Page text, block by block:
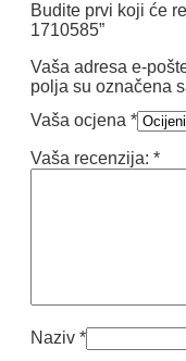
Budite prvi koji će
1710585”
Vaša adresa e-
polja su označena
Vaša ocjena *
Vaša recenzija: *
Naziv *